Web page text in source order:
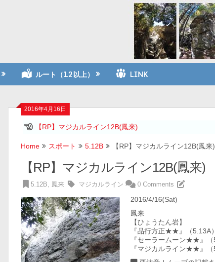
ルート（12以上） LINK
2016年4月16日
【RP】マジカルライン12B(鳳来)
Home スポート 5.12B 【RP】マジカルライン12B(鳳来)
【RP】マジカルライン12B(鳳来)
5.12B, 鳳来 マジカルライン 0 Comments
2016/4/16(Sat)
鳳来
【ひょうたん岩】
『品行方正★★』（5.13A
『セーラームーン★★』（
『マジカルライン★★』（